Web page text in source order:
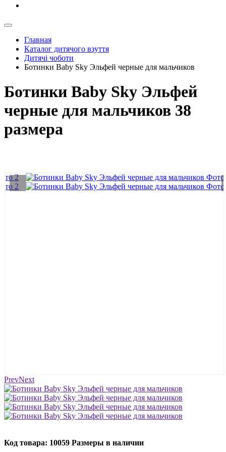
Главная
Каталог дитячого взуття
Дитячі чоботи
Ботинки Baby Sky Эльфей черные для мальчиков
Ботинки Baby Sky Эльфей
черные для мальчиков 38
размера
PrevNext
Код товара: 10059 Размеры в наличии